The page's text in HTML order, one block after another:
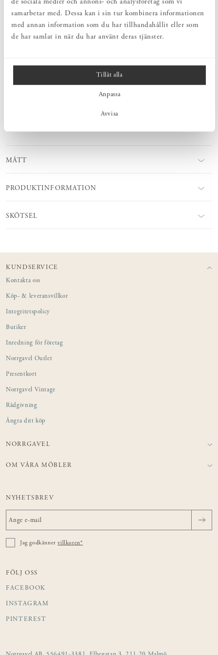
de sociala medier och annons- och analysföretag som vi
samarbetar med. Dessa kan i sin tur kombinera informationen
med annan information som du har tillhandahållit eller som
de har samlat in när du har använt deras tjänster.
Tillåt alla
Anpassa
Avvisa
LIVSLÅNG KÄRLEK
Vi tillhandahåller möbelvårdsprodukter, reservdelar och möbelrenoveringar
– för livslång kärlek.
PRODUKTBESKRIVNING
Mått och form på denna fotpall kommer från fåtöljen Easy Chair.
Easy fotpall fungerar lika bra tillsammans med Easy Chair, soffan
fotpall som är tillverkad av allra finaste naturmaterial – ett hantverk
MÅTT
PRODUKTINFORMATION
SKÖTSEL
KUNDSERVICE
Kontakta oss
Köp- & leveransvillkor
Integritetspolicy
Butiker
Inredning för företag
Norrgavel Outlet
Presentkort
Norrgavel Vintage
Rådgivning
Ångra ditt köp
NORRGAVEL
OM VÅRA MÖBLER
NYHETSBREV
Jag godkännervillkoren*
FÖLJ OSS
FACEBOOK
INSTAGRAM
PINTEREST